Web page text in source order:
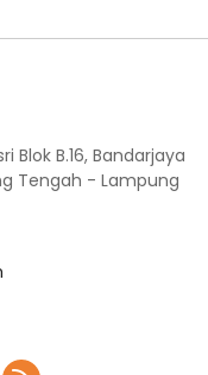
Blok B.16, Bandarjaya
Tengah - Lampung